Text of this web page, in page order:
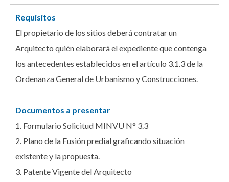
Requisitos
El propietario de los sitios deberá contratar un
Arquitecto quién elaborará el expediente que contenga
los antecedentes establecidos en el artículo 3.1.3 de la
Ordenanza General de Urbanismo y Construcciones.
Documentos a presentar
1. Formulario Solicitud MINVU N° 3.3
2. Plano de la Fusión predial graficando situación
existente y la propuesta.
3. Patente Vigente del Arquitecto